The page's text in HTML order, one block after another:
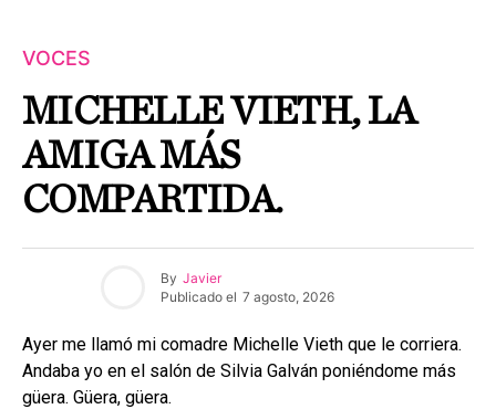
VOCES
MICHELLE VIETH, LA
AMIGA MÁS
COMPARTIDA.
By Javier
Publicado el 7 agosto, 2026
Ayer me llamó mi comadre Michelle Vieth que le corriera.
Andaba yo en el salón de Silvia Galván poniéndome más
güera. Güera, güera.